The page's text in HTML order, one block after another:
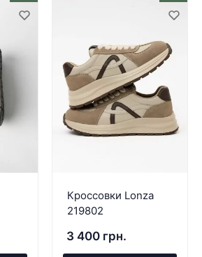
Кроссовки Lonza
219802
3 400 грн.